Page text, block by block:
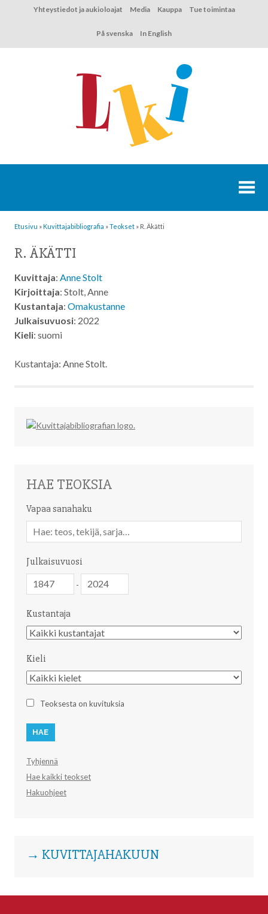
Yhteystiedot ja aukioloajat Media Kauppa Tue toimintaa
På svenska In English
Etusivu »Kuvittaja­bibliografia »Teokset » R. Äkätti
R. ÄKÄTTI
Kuvittaja: Anne Stolt
Kirjoittaja: Stolt, Anne
Kustantaja: Omakustanne
Julkaisuvuosi: 2022
Kieli: suomi
Kustantaja: Anne Stolt.
HAE TEOKSIA
Vapaa sanahaku
sanahaku
Julkaisuvuosi
-
Kustantaja
Kustantaja
Kieli
Kieli
Teoksesta on kuvituksia
Tyhjennä
Hae kaikki teokset
Hakuohjeet
→ KUVITTAJAHAKUUN